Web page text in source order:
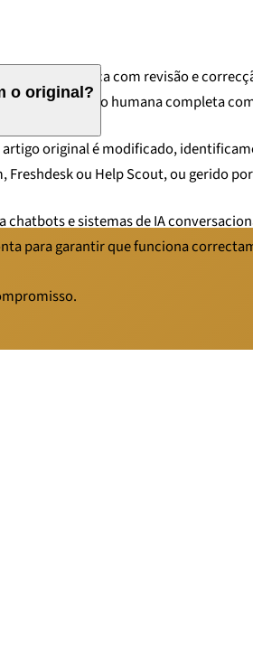
automática com revisão e
tradução humana completa
o original?
original é modificado,
ou Help Scout, ou gerido
e sistemas de IA
para garantir que funciona